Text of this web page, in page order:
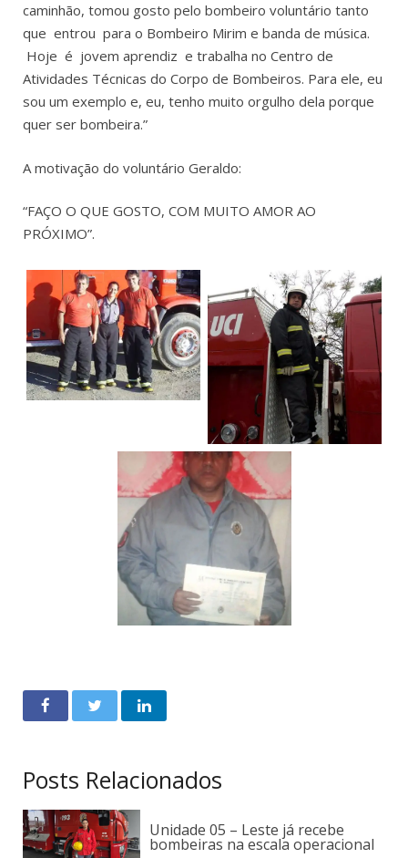
caminhão, tomou gosto pelo bombeiro voluntário tanto
que entrou para o Bombeiro Mirim e banda de música.
Hoje é jovem aprendiz e trabalha no Centro de
Atividades Técnicas do Corpo de Bombeiros. Para ele, eu
sou um exemplo e, eu, tenho muito orgulho dela porque
quer ser bombeira.”
A motivação do voluntário Geraldo:
“FAÇO O QUE GOSTO, COM MUITO AMOR AO
PRÓXIMO”.
Posts Relacionados
Unidade 05 – Leste já recebe
bombeiras na escala operacional